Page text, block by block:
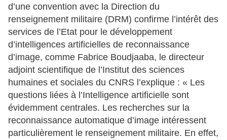
d’une convention avec la Direction du
renseignement militaire (DRM) confirme l’intérêt des
services de l’Etat pour le développement
d’intelligences artificielles de reconnaissance
d’image, comme Fabrice Boudjaaba, le directeur
adjoint scientifique de l’Institut des sciences
humaines et sociales du CNRS l’explique : « Les
questions liées à l’Intelligence artificielle sont
évidemment centrales. Les recherches sur la
reconnaissance automatique d’image intéressent
particulièrement le renseignement militaire. En effet,